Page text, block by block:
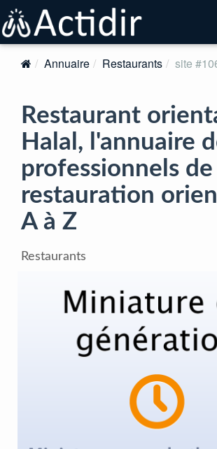
Annuaire Restaurants site
Restaurant
Halal, l'annuaire
professionnels de
restauration
A à Z
Restaurants